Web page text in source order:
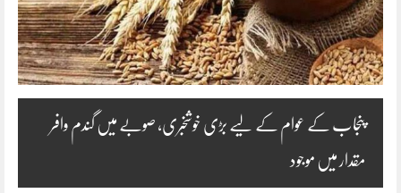
‏پنجاب کے عوام کے لیے بڑی خوشخبری، صوبے میں گندم وافر
مقدار میں موجود